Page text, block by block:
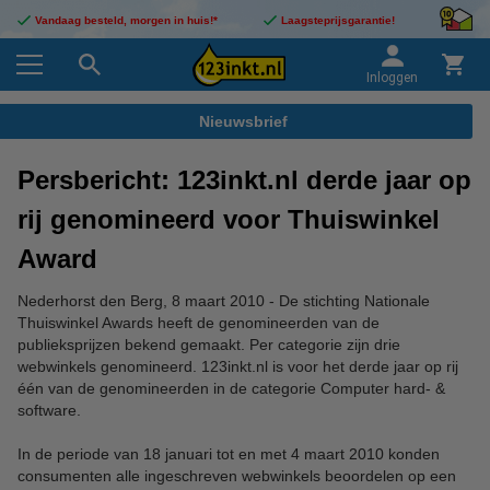
Vandaag besteld, morgen in huis!* Laagsteprijsgarantie!
Inloggen
Nieuwsbrief
Persbericht: 123inkt.nl derde jaar op
rij genomineerd voor Thuiswinkel
Award
Nederhorst den Berg, 8 maart 2010 - De stichting Nationale
Thuiswinkel Awards heeft de genomineerden van de
publieksprijzen bekend gemaakt. Per categorie zijn drie
webwinkels genomineerd. 123inkt.nl is voor het derde jaar op rij
één van de genomineerden in de categorie Computer hard- &
software.
In de periode van 18 januari tot en met 4 maart 2010 konden
consumenten alle ingeschreven webwinkels beoordelen op een